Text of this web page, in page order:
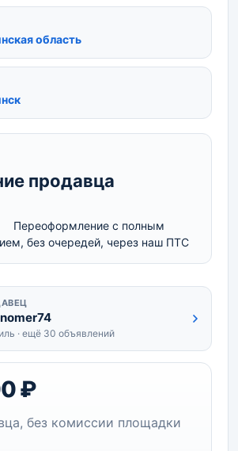
область
продавца
· ещё 30 объявлений
₽
без комиссии площадки